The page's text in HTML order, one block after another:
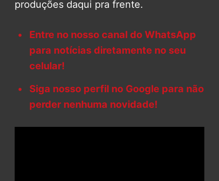
produções daqui pra frente.
Entre no nosso canal do WhatsApp
para notícias diretamente no seu
celular!
Siga nosso perfil no Google para não
perder nenhuma novidade!